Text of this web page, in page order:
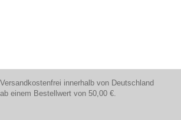
Versandkostenfrei innerhalb von Deutschland
ab einem Bestellwert von 50,00 €.